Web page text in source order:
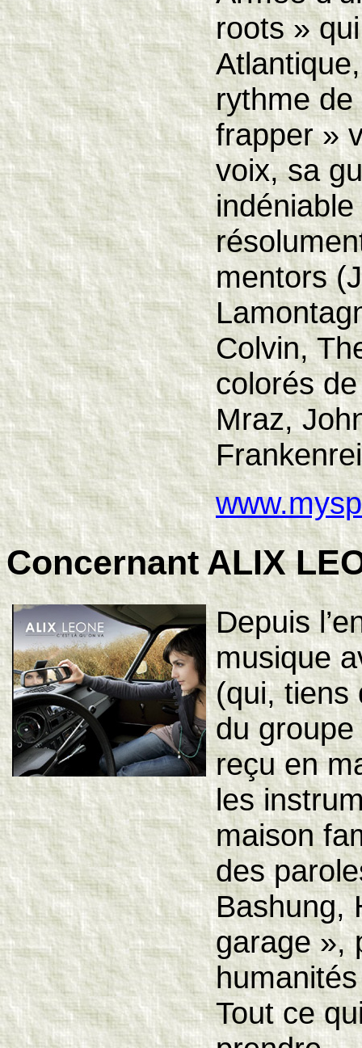
roots »
rythme
frapper »
voix, sa
mentors
Colvin,
colorés
Mraz,
Concernant ALIX
Depuis
musique
(qui, tiens
du
reçu en
les
maison
des
Bashung,
garage »,
Tout ce